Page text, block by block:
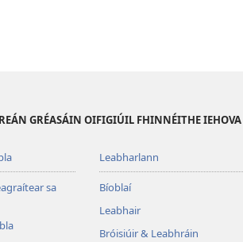
GRÉASÁIN OIFIGIÚIL FHINNÉITHE IEHOVA
sa
Leabharlann
Bíoblaí
Leabhair
Bróisiúir & Leabhráin